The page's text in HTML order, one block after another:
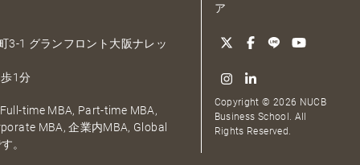
3-1 グランフロント大阪ナレッ
1分
time MBA, Part-time MBA,
MBA, 企業内MBA, Global
。
ア
Copyright © 2026 NUCB
Business School. All
Rights Reserved.